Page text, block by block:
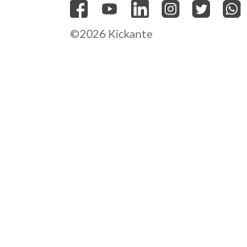
©2026 Kickante